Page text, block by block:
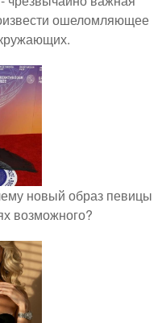
ошеломляющее
новый образ певицы
возможного?